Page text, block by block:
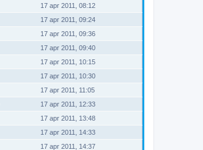
17 apr 2011, 08:12
17 apr 2011, 09:24
17 apr 2011, 09:36
17 apr 2011, 09:40
17 apr 2011, 10:15
17 apr 2011, 10:30
17 apr 2011, 11:05
17 apr 2011, 12:33
17 apr 2011, 13:48
17 apr 2011, 14:33
17 apr 2011, 14:37